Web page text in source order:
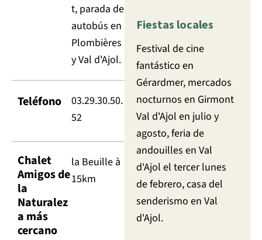
t, parada de
autobús en
Plombières
y Val d'Ajol.
Teléfono
03.29.30.50.
52
Chalet
Amigos de
la
Naturalez
a más
cercano
la Beuille à
15km
Fiestas locales
Festival de cine
fantástico en
Gérardmer, mercados
nocturnos en Girmont
Val d'Ajol en julio y
agosto, feria de
andouilles en Val
d'Ajol el tercer lunes
de febrero, casa del
senderismo en Val
d'Ajol.